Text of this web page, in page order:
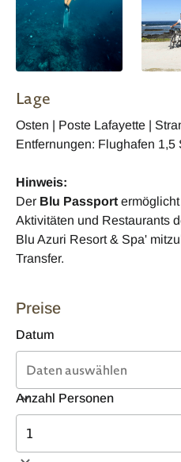
Lage
Osten | Poste Lafayette |
Entfernungen: Flughafen 1,5
Hinweis:
Der Blu Passport
Aktivitäten und Restaurants
Blu Azuri Resort & Spa'
Transfer.
Preise
Datum
Anzahl Personen